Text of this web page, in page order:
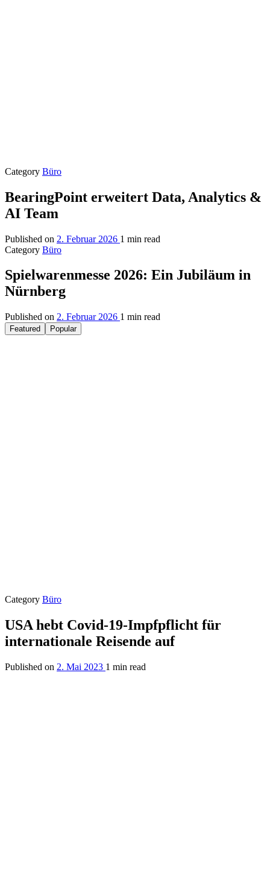
Category Büro
BearingPoint erweitert Data, Analytics &
AI Team
Published on 2. Februar 2026 1 min read
Category Büro
Spielwarenmesse 2026: Ein Jubiläum in
Nürnberg
Published on 2. Februar 2026 1 min read
Featured Popular
Category Büro
USA hebt Covid-19-Impfpflicht für
internationale Reisende auf
Published on 2. Mai 2023 1 min read